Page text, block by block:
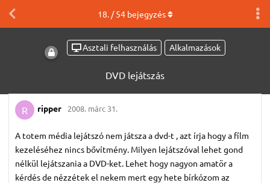
Asztali felhasználás Alkalmazások
DVD lejátszás
18. /54bejegyzés
R ripper 2008. márc 31.
A totem média lejátszó nem játsza a dvd-t , azt írja hogy a fílm
kezeléséhez nincs bővítmény. Milyen lejátszóval lehet gond
nélkül lejátszania a DVD-ket. Lehet hogy nagyon amatör a
kérdés de nézzétek el nekem mert egy hete bírkózom az